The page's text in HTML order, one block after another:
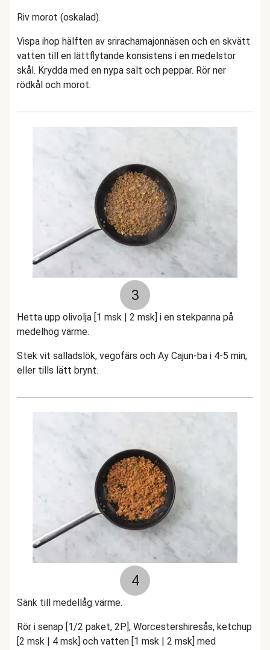
Riv morot (oskalad).
Vispa ihop hälften av srirachamajonnäsen och en skvätt
vatten till en lättflytande konsistens i en medelstor
skål. Krydda med en nypa salt och peppar. Rör ner
rödkål och morot.
3
Hetta upp olivolja [1 msk | 2 msk] i en stekpanna på
medelhög värme.
Stek vit salladslök, vegofärs och Ay Cajun-ba i 4-5 min,
eller tills lätt brynt.
4
Sänk till medellåg värme.
Rör i senap [1/2 paket, 2P], Worcestershiresås, ketchup
[2 msk | 4 msk] och vatten [1 msk | 2 msk] med